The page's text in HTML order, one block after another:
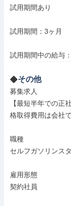
試用期間あり
試用期間：3ヶ月
試用期間中の給与
その他
募集求人
【最短半年での
格取得費用は会社
職種
セルフガソリンス
雇用形態
契約社員